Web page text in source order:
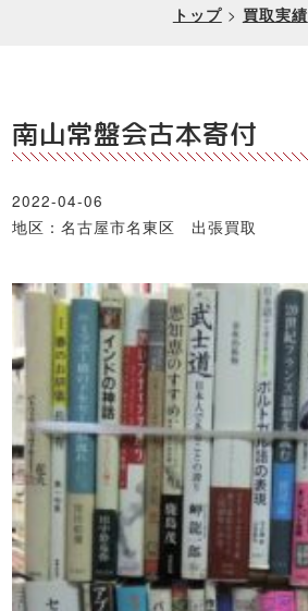
トップ> 買取実績
南山常盤会古本寄付
2022-04-06
地区：名古屋市名東区 出張買取